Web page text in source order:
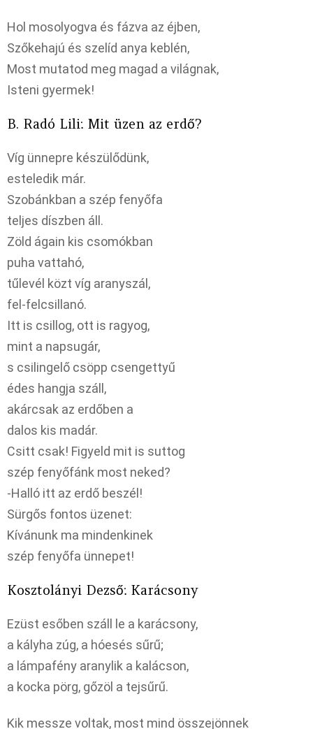
Hol mosolyogva és fázva az éjben,
Szőkehajú és szelíd anya keblén,
Most mutatod meg magad a világnak,
Isteni gyermek!
B. Radó Lili: Mit üzen az erdő?
Víg ünnepre készülődünk,
esteledik már.
Szobánkban a szép fenyőfa
teljes díszben áll.
Zöld ágain kis csomókban
puha vattahó,
tűlevél közt víg aranyszál,
fel-felcsillanó.
Itt is csillog, ott is ragyog,
mint a napsugár,
s csilingelő csöpp csengettyű
édes hangja száll,
akárcsak az erdőben a
dalos kis madár.
Csitt csak! Figyeld mit is suttog
szép fenyőfánk most neked?
-Halló itt az erdő beszél!
Sürgős fontos üzenet:
Kívánunk ma mindenkinek
szép fenyőfa ünnepet!
Kosztolányi Dezső: Karácsony
Ezüst esőben száll le a karácsony,
a kályha zúg, a hóesés sűrű;
a lámpafény aranylik a kalácson,
a kocka pörg, gőzöl a tejsűrű.
Kik messze voltak, most mind összejönnek